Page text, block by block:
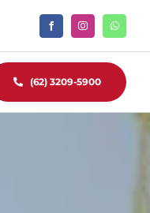
(62) 3209-5900